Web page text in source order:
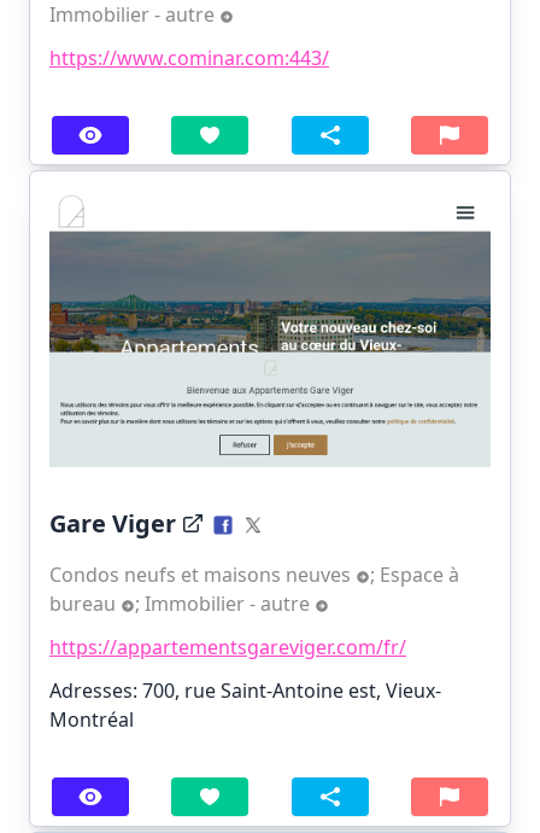
Immobilier - autre
https://www.cominar.com:443/
Gare Viger
Condos neufs et maisons neuves ; Espace à
bureau
; Immobilier - autre
https://appartementsgareviger.com/fr/
Adresses: 700, rue Saint-Antoine est, Vieux-
Montréal